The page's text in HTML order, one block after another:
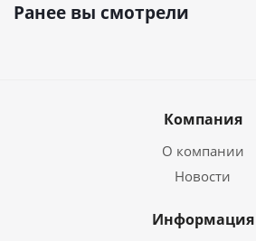
Ранее вы смотрели
Компания
О компании
Новости
Информация